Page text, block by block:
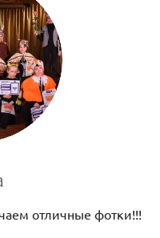
отличные фотки!!!